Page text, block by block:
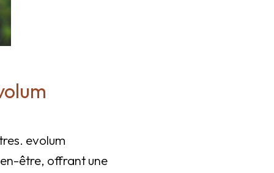
evolum
être, offrant une